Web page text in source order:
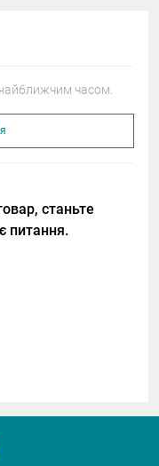
часом.
станьте
питання.